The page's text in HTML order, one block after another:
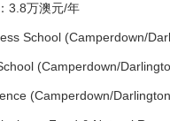
3.8万澳元/年
School (Camperdown/
(Camperdown/
(Camperdown/